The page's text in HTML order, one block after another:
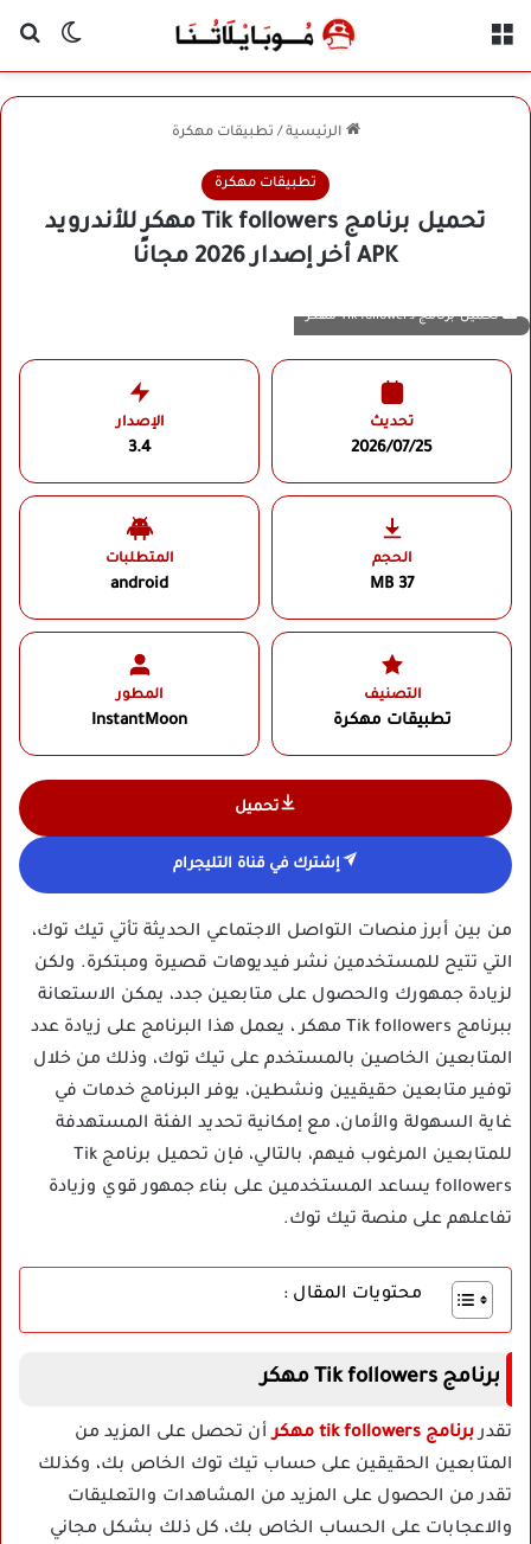
الوضع
الرئيسية / تطبيقات مهكرة
تطبيقات مهكرة
تحميل برنامج Tik followers مهكر للأندرويد
APK أخر إصدار 2026 مجانًا
تحميل برنامج Tik followers مهكر
تحديث
2026/07/25
الإصدار
3.4
الحجم
37 MB
المتطلبات
android
التصنيف
تطبيقات مهكرة
المطور
InstantMoon‏
تحميل
إشترك في قناة التليجرام
من بين أبرز منصات التواصل الاجتماعي الحديثة تأتي تيك توك،
التي تتيح للمستخدمين نشر فيديوهات قصيرة ومبتكرة. ولكن
لزيادة جمهورك والحصول على متابعين جدد، يمكن الاستعانة
ببرنامج Tik followers مهكر ، يعمل هذا البرنامج على زيادة عدد
المتابعين الخاصين بالمستخدم على تيك توك، وذلك من خلال
توفير متابعين حقيقيين ونشطين، يوفر البرنامج خدمات في
غاية السهولة والأمان، مع إمكانية تحديد الفئة المستهدفة
للمتابعين المرغوب فيهم، بالتالي، فإن تحميل برنامج Tik
followers يساعد المستخدمين على بناء جمهور قوي وزيادة
تفاعلهم على منصة تيك توك.
محتويات المقال :
برنامج Tik followers مهكر
تقدربرنامج tik followers مهكر
أن تحصل على المزيد من
المتابعين الحقيقين على حساب تيك توك الخاص بك، وكذلك
تقدر من الحصول على المزيد من المشاهدات والتعليقات
والاعجابات على الحساب الخاص بك، كل ذلك بشكل مجاني